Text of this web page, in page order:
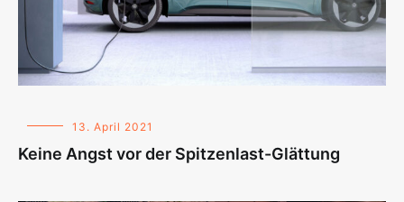
13. April 2021
Keine Angst vor der Spitzenlast-Glättung